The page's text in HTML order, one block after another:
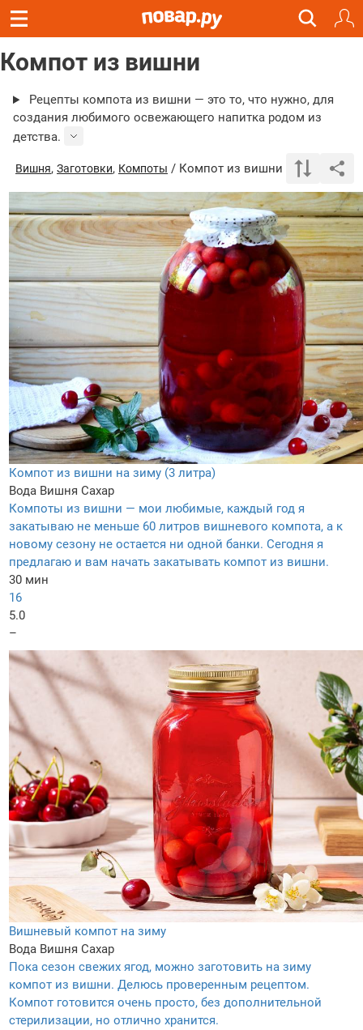
Компот из вишни
Рецепты компота из вишни — это то, что нужно, для
создания любимого освежающего напитка родом из
детства.
Вишня, Заготовки, Компоты / Компот из вишни
Компот из вишни на зиму (3 литра)
Вода Вишня Сахар
Компоты из вишни — мои любимые, каждый год я
закатываю не меньше 60 литров вишневого компота, а к
новому сезону не остается ни одной банки. Сегодня я
предлагаю и вам начать закатывать компот из вишни.
30 мин
16
5.0
–
Вишневый компот на зиму
Вода Вишня Сахар
Пока сезон свежих ягод, можно заготовить на зиму
компот из вишни. Делюсь проверенным рецептом.
Компот готовится очень просто, без дополнительной
стерилизации, но отлично хранится.